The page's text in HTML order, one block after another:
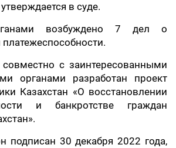
в суде.
возбуждено 7 дел о
с заинтересованными
органами разработан проект
Казахстан «О восстановлении
и банкротстве граждан
подписан 30 декабря 2022 года,